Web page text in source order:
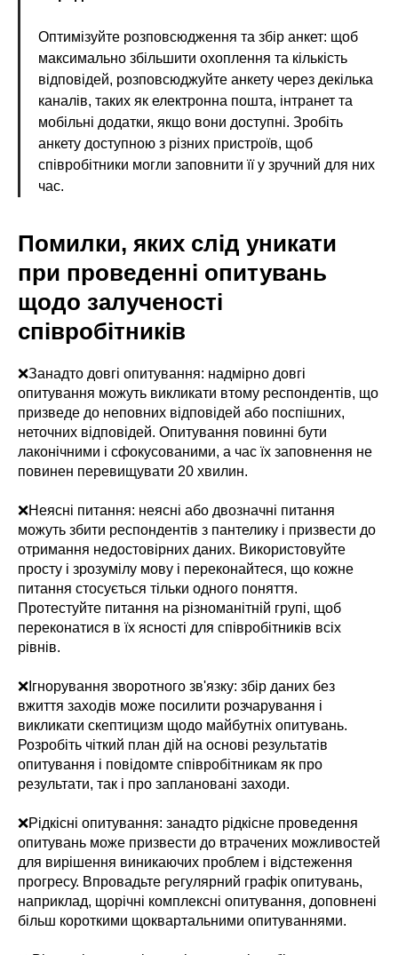
Оптимізуйте розповсюдження та збір анкет: щоб
максимально збільшити охоплення та кількість
відповідей, розповсюджуйте анкету через декілька
каналів, таких як електронна пошта, інтранет та
мобільні додатки, якщо вони доступні. Зробіть
анкету доступною з різних пристроїв, щоб
співробітники могли заповнити її у зручний для них
час.
Помилки, яких слід уникати
при проведенні опитувань
щодо залученості
співробітників
❌Занадто довгі опитування: надмірно довгі
опитування можуть викликати втому респондентів, що
призведе до неповних відповідей або поспішних,
неточних відповідей. Опитування повинні бути
лаконічними і сфокусованими, а час їх заповнення не
повинен перевищувати 20 хвилин.
❌Неясні питання: неясні або двозначні питання
можуть збити респондентів з пантелику і призвести до
отримання недостовірних даних. Використовуйте
просту і зрозумілу мову і переконайтеся, що кожне
питання стосується тільки одного поняття.
Протестуйте питання на різноманітній групі, щоб
переконатися в їх ясності для співробітників всіх
рівнів.
❌Ігнорування зворотного зв'язку: збір даних без
вжиття заходів може посилити розчарування і
викликати скептицизм щодо майбутніх опитувань.
Розробіть чіткий план дій на основі результатів
опитування і повідомте співробітникам як про
результати, так і про заплановані заходи.
❌Рідкісні опитування: занадто рідкісне проведення
опитувань може призвести до втрачених можливостей
для вирішення виникаючих проблем і відстеження
прогресу. Впровадьте регулярний графік опитувань,
наприклад, щорічні комплексні опитування, доповнені
більш короткими щоквартальними опитуваннями.